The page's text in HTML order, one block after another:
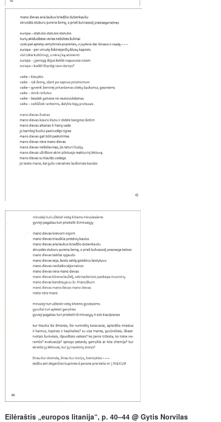
Eilėraštis „europos litanija“, p. 40–44 @ Gytis Norvilas